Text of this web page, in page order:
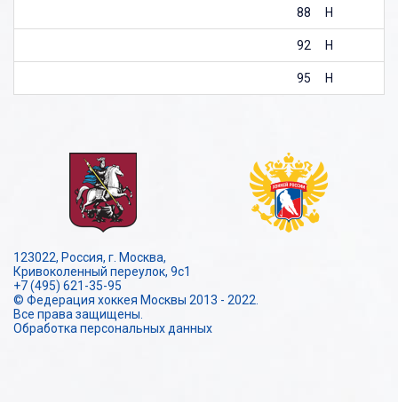
88 Н
92 Н
95 Н
123022, Россия, г. Москва,
Кривоколенный переулок, 9с1
+7 (495) 621-35-95
© Федерация хоккея Москвы 2013 - 2022.
Все права защищены.
Обработка персональных данных